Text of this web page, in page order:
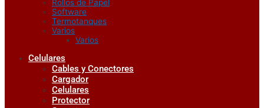
Rollos de Papel
Software
Termotanques
Varios
Varios
Celulares
Cables y Conectores
Cargador
Celulares
Protector